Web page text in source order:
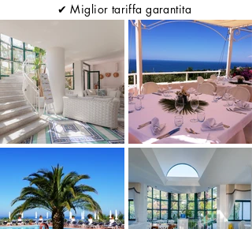
✔ Miglior tariffa garantita